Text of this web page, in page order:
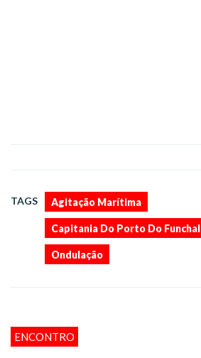
TAGS Agitação Marítima
Capitania Do Porto Do Funchal
Ondulação
ENCONTRO